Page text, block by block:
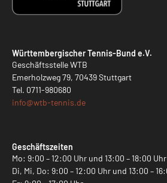
Württembergischer Tennis-Bund e.V.
Geschäftsstelle WTB
Emerholzweg 79, 70439 Stuttgart
Tel. 0711-980680
info@wtb-tennis.de
Geschäftszeiten
Mo: 9:00 – 12:00 Uhr und 13:00 – 18:00 Uhr
Di, Mi, Do: 9:00 – 12:00 Uhr und 13:00 –